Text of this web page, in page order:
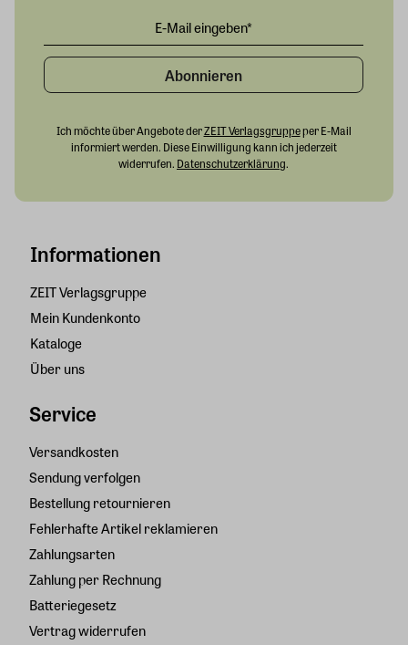
Informationen
ZEIT Verlagsgruppe
Mein Kundenkonto
Kataloge
Über uns
Service
Versandkosten
Sendung verfolgen
Bestellung retournieren
Fehlerhafte Artikel reklamieren
Zahlungsarten
Zahlung per Rechnung
Batteriegesetz
Vertrag widerrufen
Abonnieren
Ich möchte über Angebote derZEIT Verlagsgruppeper E-Mail
informiert werden. Diese Einwilligung kann ich jederzeit
widerrufen. Datenschutzerklärung.